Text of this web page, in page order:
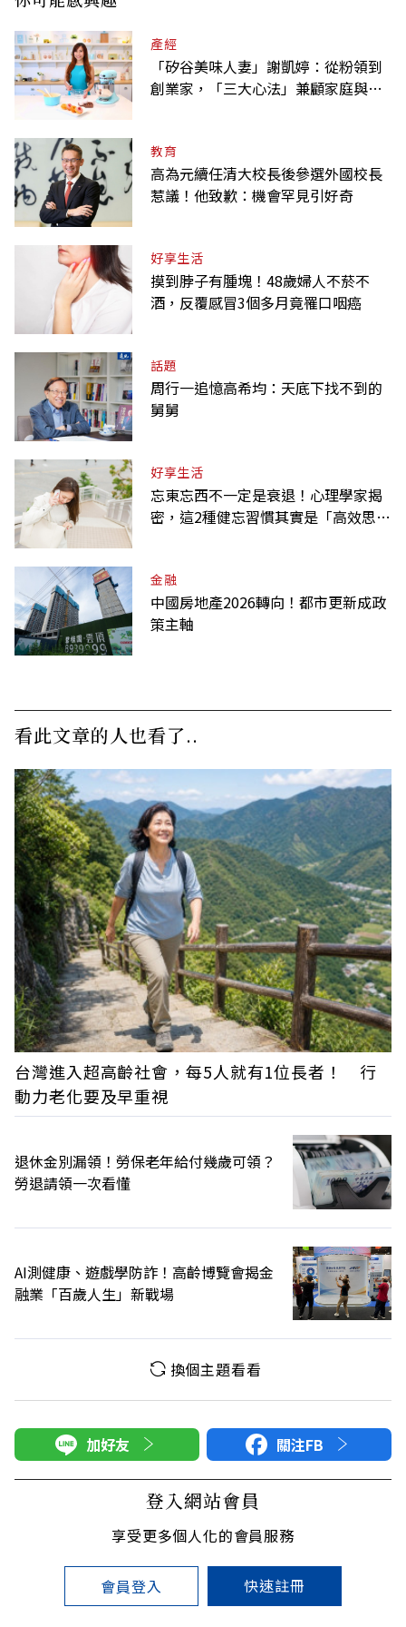
產經
「矽谷美味人妻」謝凱婷：從粉領到
創業家，「三大心法」兼顧家庭與事
教育
高為元續任清大校長後參選外國校長
惹議！他致歉：機會罕見引好奇
好享生活
摸到脖子有腫塊！48歲婦人不菸不
酒，反覆感冒3個多月竟罹口咽癌
話題
周行一追憶高希均：天底下找不到的
舅舅
好享生活
忘東忘西不一定是衰退！心理學家揭
密，這2種健忘習慣其實是「高效思
金融
中國房地產2026轉向！都市更新成政
策主軸
看此文章的人也看了..
台灣進入超高齡社會，每5人就有1位長者！ 行
動力老化要及早重視
退休金別漏領！勞保老年給付幾歲可領？
勞退請領一次看懂
AI測健康、遊戲學防詐！高齡博覽會揭金
融業「百歲人生」新戰場
換個主題看看
加好友 關注FB
登入網站會員
享受更多個人化的會員服務
會員登入 快速註冊